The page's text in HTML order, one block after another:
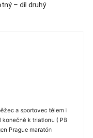
– díl druhý
a sportovec tělem i
konečně k triatlonu ( PB
Prague maratón